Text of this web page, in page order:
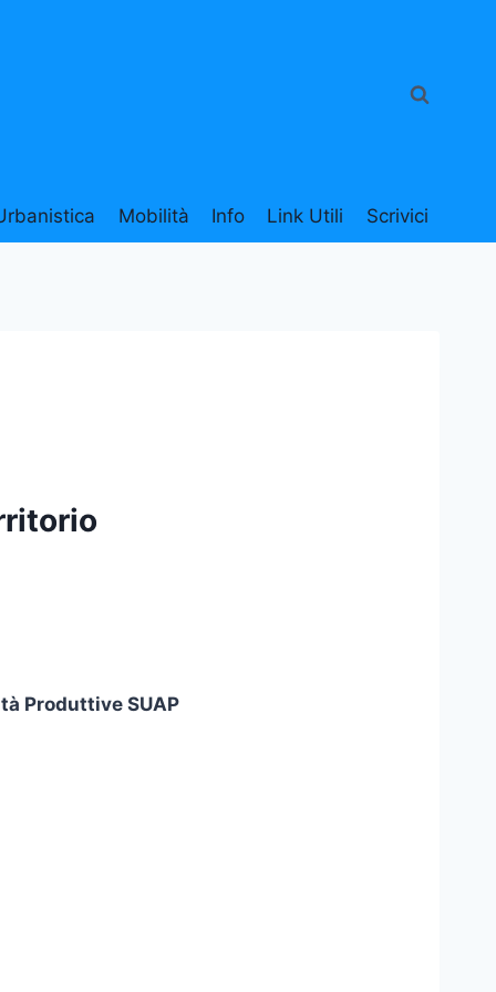
Mobilità Info Link Utili Scrivici
Produttive SUAP